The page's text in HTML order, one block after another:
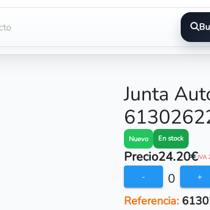
Junta
Nuevo En stock
Precio24.20€IVA
- 0 +
Referencia: